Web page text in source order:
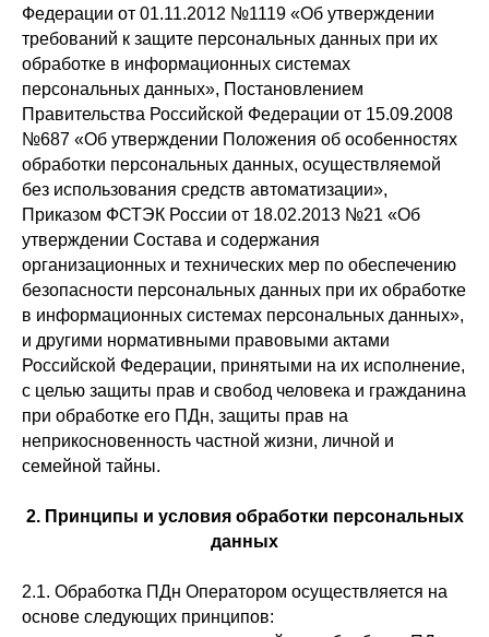
Федерации от 01.11.2012 №1119 «Об утверждении
требований к защите персональных данных при их
обработке в информационных системах
персональных данных», Постановлением
Правительства Российской Федерации от 15.09.2008
№687 «Об утверждении Положения об особенностях
обработки персональных данных, осуществляемой
без использования средств автоматизации»,
Приказом ФСТЭК России от 18.02.2013 №21 «Об
утверждении Состава и содержания
организационных и технических мер по обеспечению
безопасности персональных данных при их обработке
в информационных системах персональных данных»,
и другими нормативными правовыми актами
Российской Федерации, принятыми на их исполнение,
с целью защиты прав и свобод человека и гражданина
при обработке его ПДн, защиты прав на
неприкосновенность частной жизни, личной и
семейной тайны.
2. Принципы и условия обработки персональных
данных
2.1. Обработка ПДн Оператором осуществляется на
основе следующих принципов: